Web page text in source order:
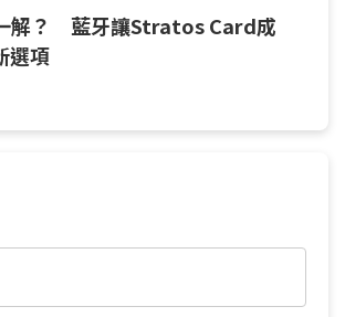
解？ 藍牙讓Stratos Card成
選項